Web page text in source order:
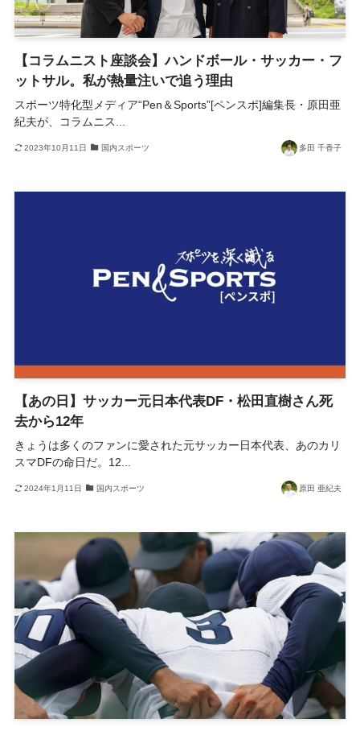
【コラムニスト座談会】ハンドボール・サッカー・フ
ットサル。私が熱量注いで追う理由
スポーツ特化型メディア“Pen＆Sports”[ペンスポ]編集長・原田亜
紀夫が、コラムニス...
2023年10月11日 国内スポーツ 多田 千香子
【あの日】サッカー元日本代表DF・松田直樹さん死
去から12年
きょうは多くのファンに愛された元サッカー日本代表、あのカリ
スマDFの命日だ。12...
2024年1月11日 国内スポーツ 原田 亜紀夫